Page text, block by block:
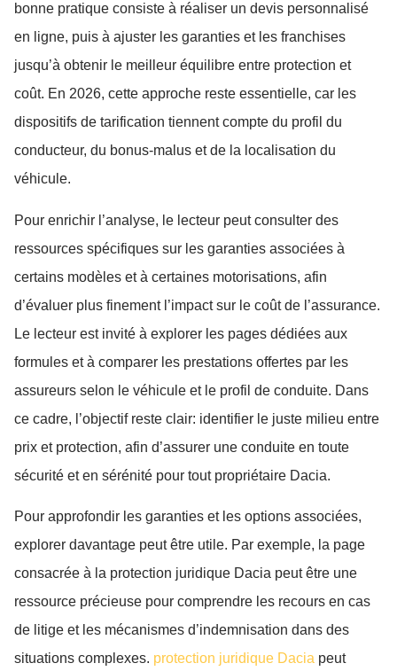
bonne pratique consiste à réaliser un devis personnalisé
en ligne, puis à ajuster les garanties et les franchises
jusqu’à obtenir le meilleur équilibre entre protection et
coût. En 2026, cette approche reste essentielle, car les
dispositifs de tarification tiennent compte du profil du
conducteur, du bonus-malus et de la localisation du
véhicule.
Pour enrichir l’analyse, le lecteur peut consulter des
ressources spécifiques sur les garanties associées à
certains modèles et à certaines motorisations, afin
d’évaluer plus finement l’impact sur le coût de l’assurance.
Le lecteur est invité à explorer les pages dédiées aux
formules et à comparer les prestations offertes par les
assureurs selon le véhicule et le profil de conduite. Dans
ce cadre, l’objectif reste clair: identifier le juste milieu entre
prix et protection, afin d’assurer une conduite en toute
sécurité et en sérénité pour tout propriétaire Dacia.
Pour approfondir les garanties et les options associées,
explorer davantage peut être utile. Par exemple, la page
consacrée à la protection juridique Dacia peut être une
ressource précieuse pour comprendre les recours en cas
de litige et les mécanismes d’indemnisation dans des
situations complexes. protection juridique Dacia peut